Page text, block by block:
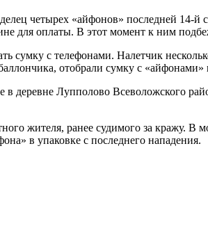
четырех «айфонов» последней 14-
для оплаты. В этот момент к ним
сумку с телефонами. Налетчик
отобрали сумку с «айфонами»
Лупполово Всеволожского
жителя, ранее судимого за кражу.
в упаковке с последнего нападения.